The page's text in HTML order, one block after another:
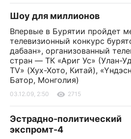
Шоу для миллионов
Впервые в Бурятии пройдет
телевизионный конкурс
дабаан», организованный
стран — ТК «Ариг Ус» (Улан-
TV» (Хух-Хото, Китай),
Батор, Монголия)
03.12.09, 2:50 2715
Эстрадно-политический
экспромт-4